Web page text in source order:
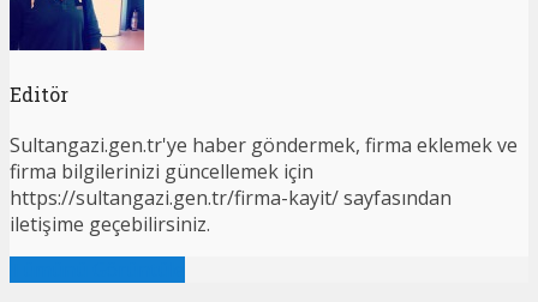
Editör
Sultangazi.gen.tr'ye haber göndermek, firma eklemek ve
firma bilgilerinizi güncellemek için
https://sultangazi.gen.tr/firma-kayit/ sayfasından
iletişime geçebilirsiniz.